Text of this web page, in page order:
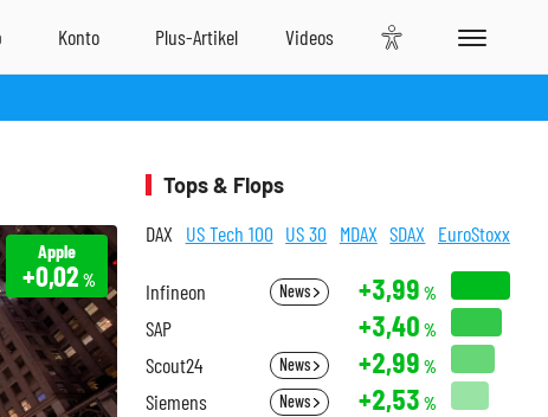
Apple
+0,02%
Tops & Flops
DAX US Tech 100 US 30 MDAX SDAX EuroStoxx
Infineon News +3,99 %
SAP +3,40 %
Scout24 News +2,99 %
Siemens News +2,53 %